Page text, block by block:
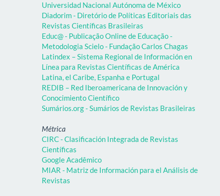
Universidad Nacional Autónoma de México
Diadorim - Diretório de Políticas Editoriais das
Revistas Científicas Brasileiras
Educ@ - Publicação Online de Educação -
Metodologia Scielo - Fundação Carlos Chagas
Latindex – Sistema Regional de Información en
Línea para Revistas Científicas de América
Latina, el Caribe, Espanha e Portugal
REDIB – Red Iberoamericana de Innovación y
Conocimiento Científico
Sumários.org - Sumários de Revistas Brasileiras
Métrica
CIRC - Clasificación Integrada de Revistas
Científicas
Google Acadêmico
MIAR - Matriz de Información para el Análisis de
Revistas